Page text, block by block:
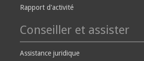
Rapport d'activité
Conseiller et assister
Assistance juridique